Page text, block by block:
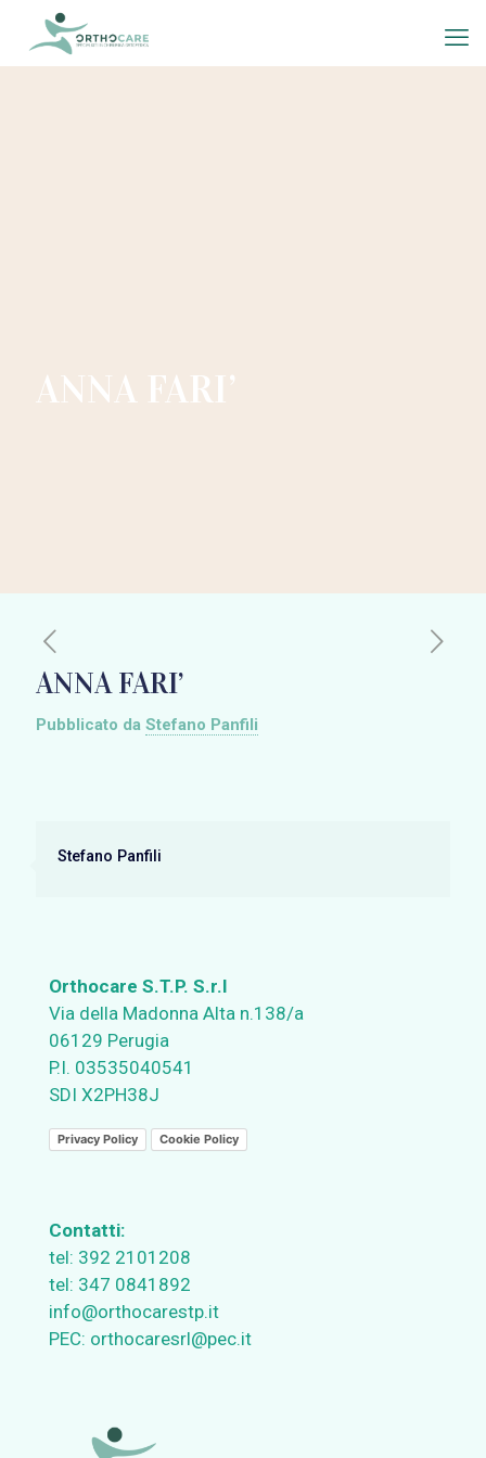
ANNA FARI’
ANNA FARI’
Pubblicato da Stefano Panfili
Stefano Panfili
Orthocare S.T.P. S.r.l
Via della Madonna Alta n.138/a
06129 Perugia
P.I. 03535040541
SDI X2PH38J
Privacy Policy Cookie Policy
Contatti:
tel: 392 2101208
tel: 347 0841892
info@orthocarestp.it
PEC: orthocaresrl@pec.it